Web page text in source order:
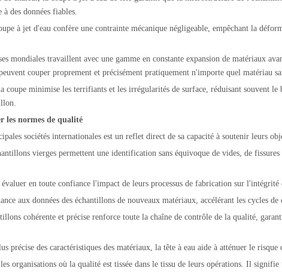
à des données fiables.
à jet d'eau confère une contrainte mécanique négligeable, empêchant la
mondiales travaillent avec une gamme en constante expansion de matériaux
couper proprement et précisément pratiquement n'importe quel matériau
coupe minimise les terrifiants et les irrégularités de surface, réduisant souvent le
les normes de qualité
sociétés internationales est un reflet direct de sa capacité à soutenir leurs
vierges permettent une identification sans équivoque de vides, de
évaluer en toute confiance l'impact de leurs processus de fabrication sur l'intégrité
aux données des échantillons de nouveaux matériaux, accélérant les cycles
cohérente et précise renforce toute la chaîne de contrôle de la qualité,
précise des caractéristiques des matériaux, la tête à eau aide à atténuer le risque
organisations où la qualité est tissée dans le tissu de leurs opérations. Il